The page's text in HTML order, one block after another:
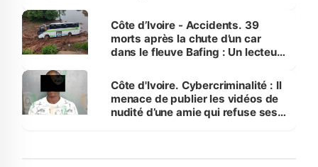
Côte d’Ivoire - Accidents. 39
morts après la chute d’un car
dans le fleuve Bafing : Un lecteur
des Transports
Côte d'Ivoire. Cybercriminalité : Il
menace de publier les vidéos de
nudité d’une amie qui refuse ses